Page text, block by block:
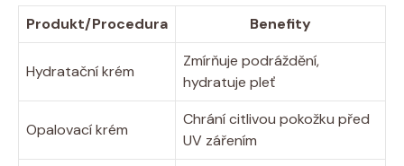
Produkt/Procedura Benefity
Hydratační krém
Zmírňuje podráždění,
hydratuje pleť
Opalovací krém
Chrání citlivou pokožku před
UV zářením